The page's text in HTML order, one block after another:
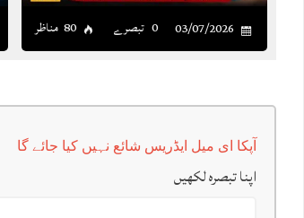
03/07/2026 0 تبصرے 80 مناظر
آپکا ای میل ایڈریس شائع نہیں کیا جائے گا
اپنا تبصرہ لکھیں